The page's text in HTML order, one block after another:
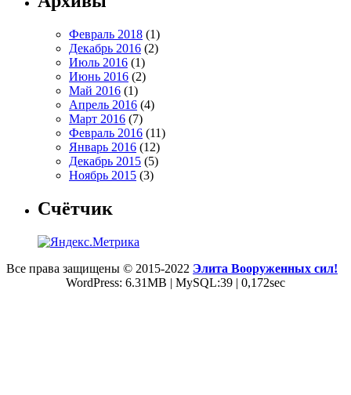
Февраль 2018 (1)
Декабрь 2016 (2)
Июль 2016 (1)
Июнь 2016 (2)
Май 2016 (1)
Апрель 2016 (4)
Март 2016 (7)
Февраль 2016 (11)
Январь 2016 (12)
Декабрь 2015 (5)
Ноябрь 2015 (3)
Счётчик
Все права защищены © 2015-2022 Элита Вооруженных сил!
WordPress: 6.31MB | MySQL:39 | 0,172sec